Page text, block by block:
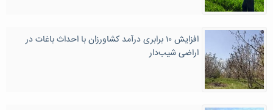
افزایش ۱۰ برابری درآمد کشاورزان با احداث باغات در
اراضی شیب‌دار